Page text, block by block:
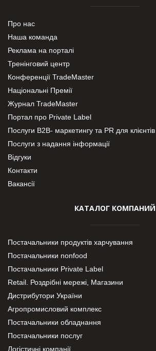
Про нас
Наша команда
Реклама на порталі
Тренінговий центр
Конференції TradeMaster
Національні Премії
Журнал TradeMaster
Портал про Private Label
Послуги В2В- маркетингу та PR для клієнтів
Послуги з надання інформації
Відгуки
Контакти
Вакансії
КАТАЛОГ КОМПАНИЙ
Постачальники продуктів харчування
Постачальники nonfood
Постачальники Private Label
Retail. Роздрібні мережі, Магазини
Дистрибутори України
Агропромисловий комплекс
Постачальники обладнання
Постачальники послуг
Логістичні компанії